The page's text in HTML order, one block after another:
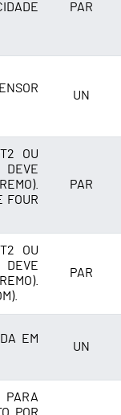
PAR
UN
OU
DEVE
FOUR
PAR
OU
DEVE
PAR
EM
UN
PARA